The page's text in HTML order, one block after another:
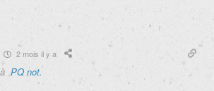
2 mois il y a
àPQ not.